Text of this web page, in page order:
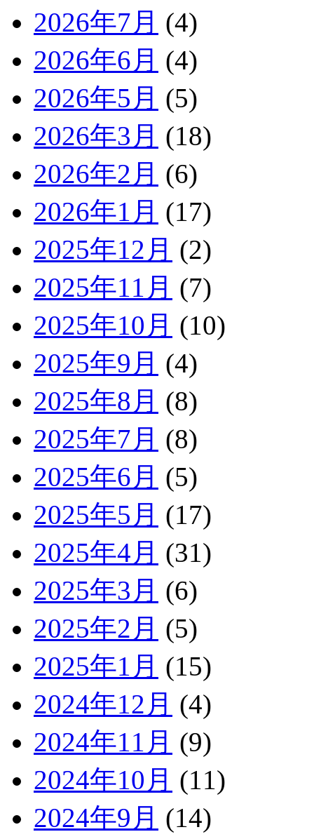
2026年7月 (4)
2026年6月 (4)
2026年5月 (5)
2026年3月 (18)
2026年2月 (6)
2026年1月 (17)
2025年12月 (2)
2025年11月 (7)
2025年10月 (10)
2025年9月 (4)
2025年8月 (8)
2025年7月 (8)
2025年6月 (5)
2025年5月 (17)
2025年4月 (31)
2025年3月 (6)
2025年2月 (5)
2025年1月 (15)
2024年12月 (4)
2024年11月 (9)
2024年10月 (11)
2024年9月 (14)